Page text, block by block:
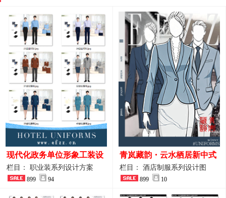
现代化政务单位形象工装设
计｜国风会务接待西装制服
整套方案
栏目： 职业装系列设计方案
899 94
青岚藏韵・云水栖居新中式
酒店全岗位制服设计原创作
品图
栏目： 酒店制服系列设计图
899 10